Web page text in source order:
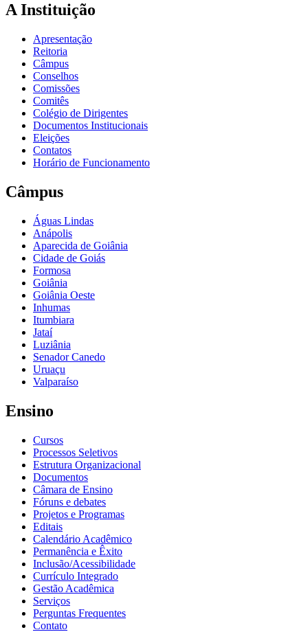
A Instituição
Apresentação
Reitoria
Câmpus
Conselhos
Comissões
Comitês
Colégio de Dirigentes
Documentos Institucionais
Eleições
Contatos
Horário de Funcionamento
Câmpus
Águas Lindas
Anápolis
Aparecida de Goiânia
Cidade de Goiás
Formosa
Goiânia
Goiânia Oeste
Inhumas
Itumbiara
Jataí
Luziânia
Senador Canedo
Uruaçu
Valparaíso
Ensino
Cursos
Processos Seletivos
Estrutura Organizacional
Documentos
Câmara de Ensino
Fóruns e debates
Projetos e Programas
Editais
Calendário Acadêmico
Permanência e Êxito
Inclusão/Acessibilidade
Currículo Integrado
Gestão Acadêmica
Serviços
Perguntas Frequentes
Contato